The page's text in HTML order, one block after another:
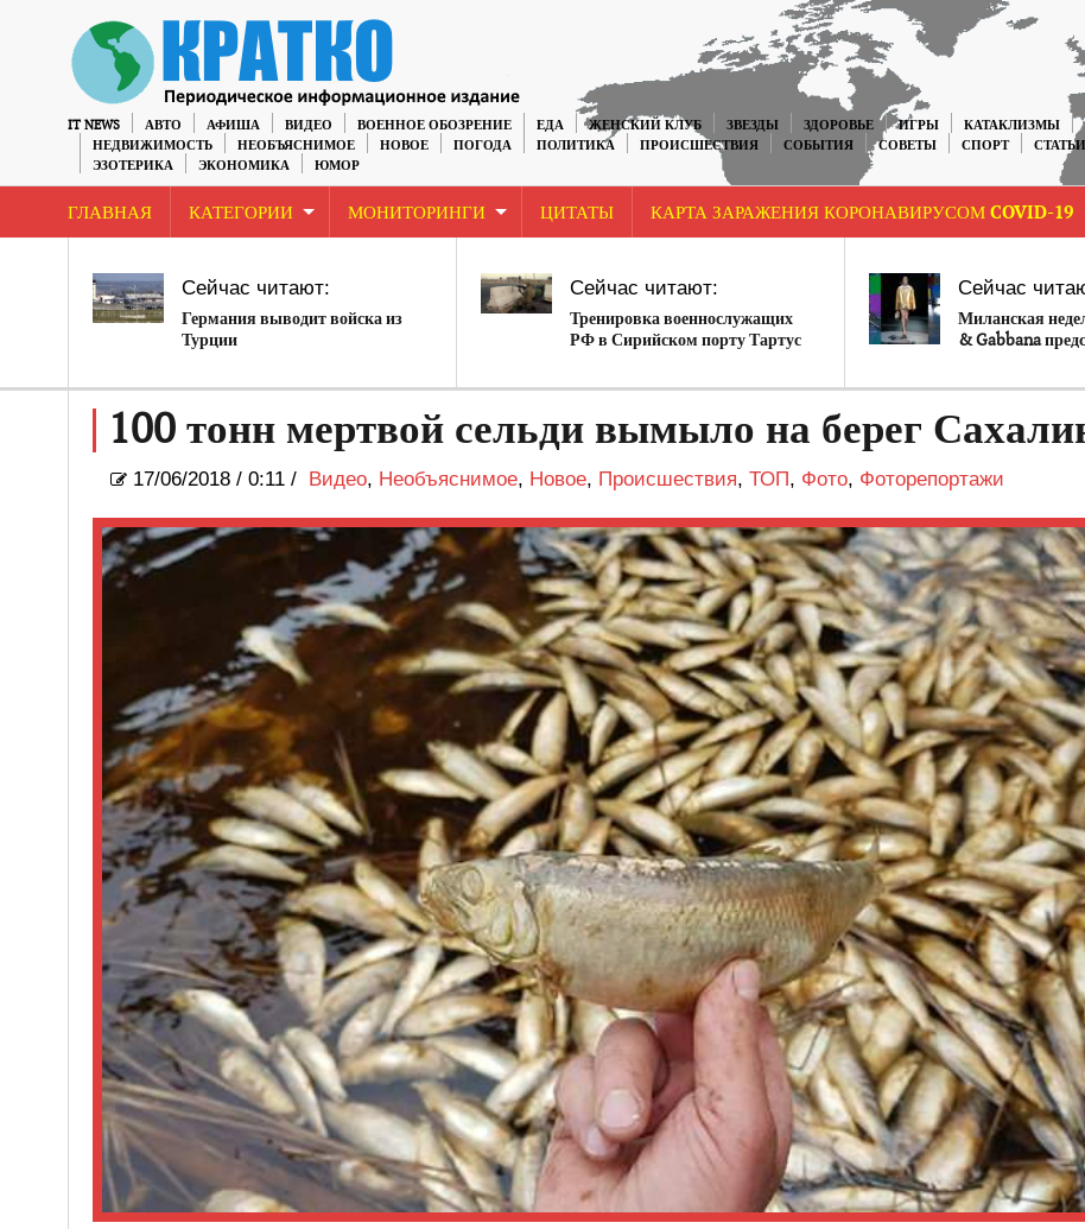
IT NEWS АВТО АФИША ВИДЕО ВОЕННОЕ ОБОЗРЕНИЕ ЕДА ЖЕНСКИЙ КЛУБ ЗВЕЗДЫ ЗДОРОВЬЕ ИГРЫ КАТАКЛИЗМЫ
НЕДВИЖИМОСТЬ
НЕОБЪЯСНИМОЕ НОВОЕ ПОГОДА ПОЛИТИКА ПРОИСШЕСТВИЯ СОБЫТИЯ СОВЕТЫ СПОРТ СТАТЬИ
ЭЗОТЕРИКА
ЭКОНОМИКА ЮМОР
ГЛАВНАЯ КАТЕГОРИИ МОНИТОРИНГИ ЦИТАТЫ КАРТА ЗАРАЖЕНИЯ КОРОНАВИРУСОМ COVID-19
Сейчас читают:
Германия выводит войска из
Турции
Сейчас читают:
Тренировка военнослужащих
РФ в Сирийском порту Тартус
Сейчас
Миланская
& Gabbana
100 тонн мертвой сельди вымыло на берег
17/06/2018/ 0:11 / Видео, Необъяснимое, Новое, Происшествия, ТОП, Фото, Фоторепортажи